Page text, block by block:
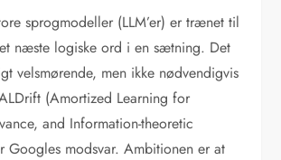
sprogmodeller (LLM’er) er trænet til
næste logiske ord i en sætning. Det
velsmørende, men ikke nødvendigvis
(Amortized Learning for
and Information-theoretic
Googles modsvar. Ambitionen er at